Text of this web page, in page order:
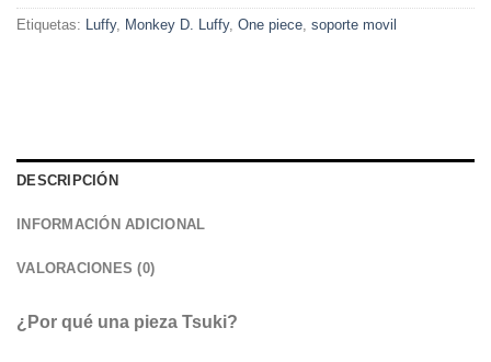
Etiquetas: Luffy, Monkey D. Luffy, One piece soporte movil
DESCRIPCIÓN
INFORMACIÓN ADICIONAL
VALORACIONES (0)
¿Por qué una pieza Tsuki?